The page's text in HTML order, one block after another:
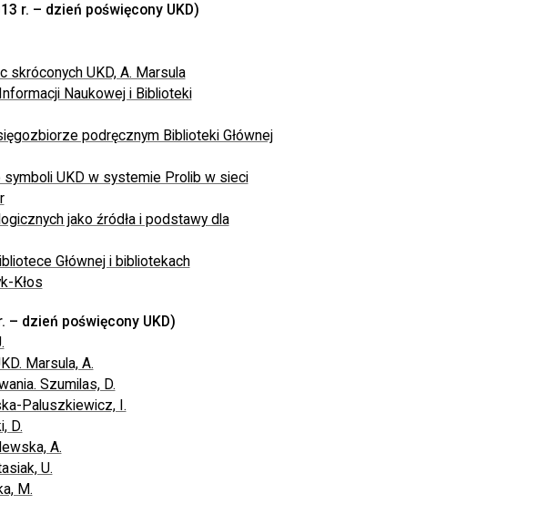
r. – dzień poświęcony UKD)
skróconych UKD, A. Marsula
Naukowej i Biblioteki
podręcznym Biblioteki Głównej
UKD w systemie Prolib w sieci
jako źródła i podstawy dla
Głównej i bibliotekach
Kłos
– dzień poświęcony UKD)
Marsula, A.
Szumilas, D.
Paluszkiewicz, I.
D.
A.
U.
M.